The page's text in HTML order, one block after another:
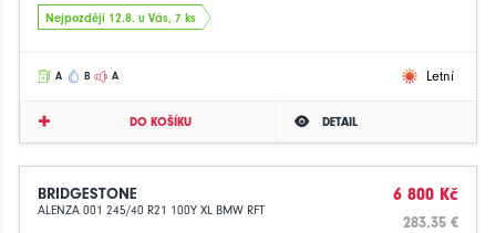
Nejpozději 12.8. u Vás, 7 ks
A B A Letní
DO KOŠÍKU DETAIL
BRIDGESTONE
ALENZA 001 245/40 R21 100Y XL BMW RFT
6 800 Kč
283.35 €